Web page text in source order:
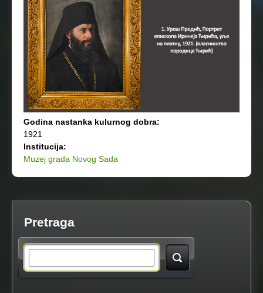
Godina nastanka kulurnog dobra:
1921
Institucija:
Muzej grada Novog Sada
Pretraga